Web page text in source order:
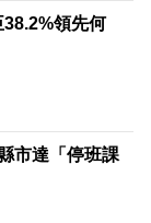
領先何
市達「停班課